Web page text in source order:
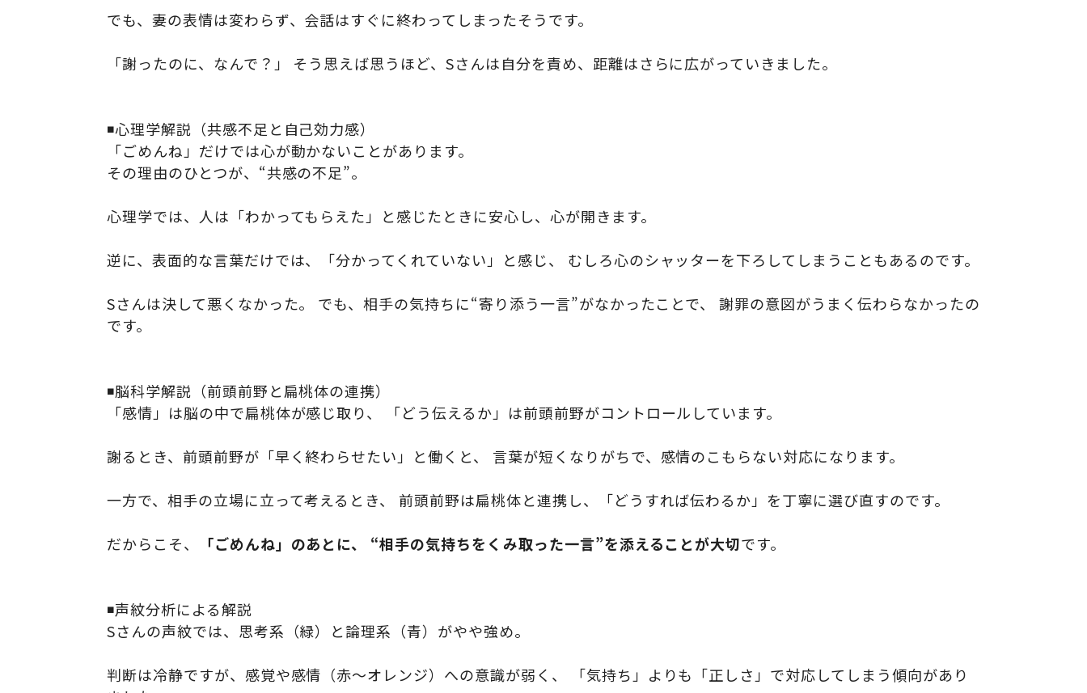
でも、妻の表情は変わらず、会話はすぐに終わってしまったそうです。
「謝ったのに、なんで？」 そう思えば思うほど、Sさんは自分を責め、距離はさらに広がっていきました。
◾️心理学解説（共感不足と自己効力感）
「ごめんね」だけでは心が動かないことがあります。
その理由のひとつが、“共感の不足”。
心理学では、人は「わかってもらえた」と感じたときに安心し、心が開きます。
逆に、表面的な言葉だけでは、「分かってくれていない」と感じ、 むしろ心のシャッターを下ろしてしまうこともあるのです。
Sさんは決して悪くなかった。 でも、相手の気持ちに“寄り添う一言”がなかったことで、 謝罪の意図がうまく伝わらなかったの
です。
◾️脳科学解説（前頭前野と扁桃体の連携）
「感情」は脳の中で扁桃体が感じ取り、 「どう伝えるか」は前頭前野がコントロールしています。
謝るとき、前頭前野が「早く終わらせたい」と働くと、 言葉が短くなりがちで、感情のこもらない対応になります。
一方で、相手の立場に立って考えるとき、 前頭前野は扁桃体と連携し、「どうすれば伝わるか」を丁寧に選び直すのです。
だからこそ、 「ごめんね」のあとに、 “相手の気持ちをくみ取った一言”を添えることが大切です。
◾️声紋分析による解説
Sさんの声紋では、思考系（緑）と論理系（青）がやや強め。
判断は冷静ですが、感覚や感情（赤〜オレンジ）への意識が弱く、 「気持ち」よりも「正しさ」で対応してしまう傾向があり